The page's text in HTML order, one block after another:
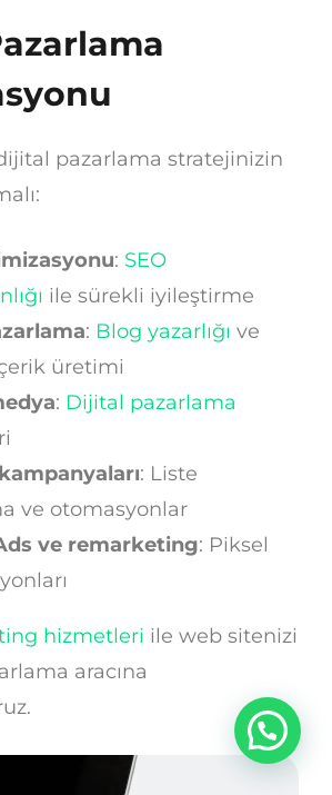
pazarlama stratejinizin
: SEO
ile sürekli iyileştirme
: Blog yazarlığı ve
üretimi
: Dijital pazarlama
: Liste
ve otomasyonlar
ve remarketing: Piksel
hizmetleri ile web sitenizi
aracına